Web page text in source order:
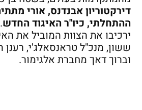
דירקטוריון אבנדנס, אורי
ההתחלתי, כיו"ר האיגוד החדש
ירכיבו את הצוות המוביל את
ששון, מנכ"ל טראנסאלג'י, רענן
וברוך דאך מחברת אלגימור.